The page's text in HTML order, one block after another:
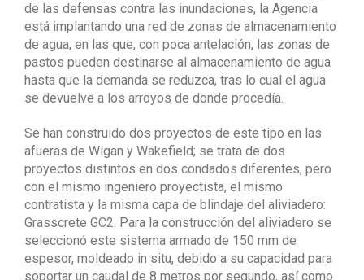
de las defensas contra las inundaciones, la Agencia
está implantando una red de zonas de almacenamiento
de agua, en las que, con poca antelación, las zonas de
pastos pueden destinarse al almacenamiento de agua
hasta que la demanda se reduzca, tras lo cual el agua
se devuelve a los arroyos de donde procedía.
Se han construido dos proyectos de este tipo en las
afueras de Wigan y Wakefield; se trata de dos
proyectos distintos en dos condados diferentes, pero
con el mismo ingeniero proyectista, el mismo
contratista y la misma capa de blindaje del aliviadero:
Grasscrete GC2. Para la construcción del aliviadero se
seleccionó este sistema armado de 150 mm de
espesor, moldeado in situ, debido a su capacidad para
soportar un caudal de 8 metros por segundo, así como